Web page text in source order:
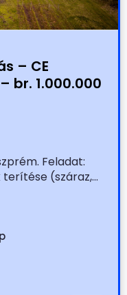
– CE
br. 1.000.000
Feladat:
(száraz,...